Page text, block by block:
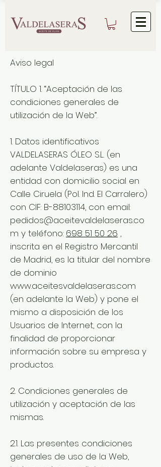
Aviso legal
TÍTULO 1. “Aceptación de las
condiciones generales de
utilización de la Web”.
1. Datos identificativos
VALDELASERAS ÓLEO S.L. (en
adelante Valdelaseras) es una
entidad con domicilio social en
Calle Ciruela (Pol. Ind. El Carralero)
con CIF: B-88103114, con email:
pedidos@aceitevaldelaseras.co
m y teléfono: 698 51 50 26 ,
inscrita en el Registro Mercantil
de Madrid, es la titular del nombre
de dominio
www.aceitesvaldelaseras.com
(en adelante la Web) y pone el
mismo a disposición de los
Usuarios de Internet, con la
finalidad de proporcionar
información sobre su empresa y
productos.
2. Condiciones generales de
utilización y aceptación de las
mismas.
2.1. Las presentes condiciones
generales de uso de la Web,